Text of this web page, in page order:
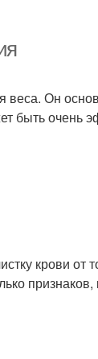
веса. Он
быть очень
крови от